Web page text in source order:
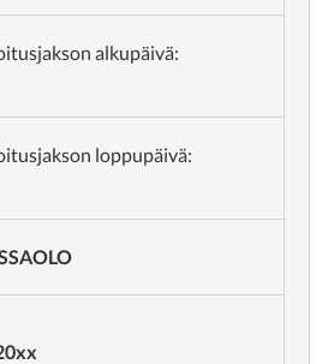
alkupäivä:
loppupäivä: